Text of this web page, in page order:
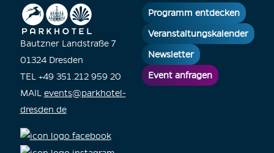
Bautzner Landstraße 7
01324 Dresden
TEL +49 351.212 959 20
MAIL events@parkhotel-
dresden.de
Programm entdecken
Veranstaltungskalender
Newsletter
Event anfragen